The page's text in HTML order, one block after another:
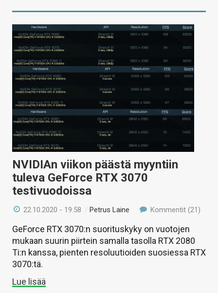
NVIDIAn viikon päästä myyntiin
tuleva GeForce RTX 3070
testivuodoissa
22.10.2020 - 19:58 / Petrus Laine Kommentit (21)
GeForce RTX 3070:n suorituskyky on vuotojen
mukaan suurin piirtein samalla tasolla RTX 2080
Ti:n kanssa, pienten resoluutioiden suosiessa RTX
3070:tä.
Lue lisää